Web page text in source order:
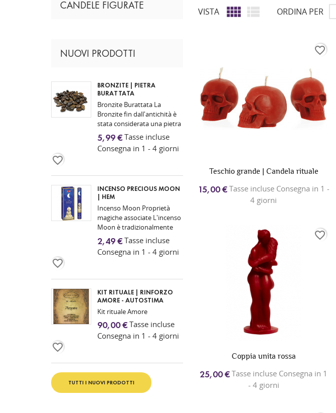
CANDELE FIGURATE
NUOVI PRODOTTI
BRONZITE | PIETRA
BURATTATA
Bronzite Burattata La
Bronzite fin dall'antichità è
stata considerata una pietra
legata alla forza interiore,
all'autocontrollo e alla
protezione...
5,99 € Tasse incluse
Consegna in 1 - 4 giorni
favorite_border
INCENSO PRECIOUS MOON
| HEM
Incenso Moon Proprietà
magiche associate L'incenso
Moon è tradizionalmente
utilizzato nelle pratiche
esoteriche e spirituali come
simbolo di...
2,49 € Tasse incluse
Consegna in 1 - 4 giorni
favorite_border
KIT RITUALE | RINFORZO
AMORE - AUTOSTIMA
Kit rituale Amore
90,00 € Tasse incluse
Consegna in 1 - 4 giorni
favorite_border
TUTTI I NUOVI PRODOTTI
VISTA   ORDINA PER
Teschio grande | Candela rituale
15,00 €Tasse incluse Consegna in 1 -
4 giorni
favorite_border
Coppia unita rossa
25,00 € Tasse incluse Consegna in 1
- 4 giorni
favorite_border